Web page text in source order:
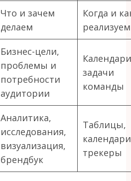
Что и зачем
делаем
Когда и
реализуем
Бизнес-цели,
проблемы и
потребности
аудитории
задачи
команды
Аналитика,
исследования,
визуализация,
брендбук
Таблицы,
трекеры